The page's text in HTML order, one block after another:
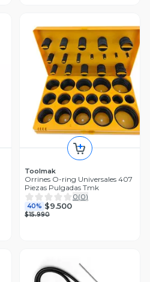
Toolmak
Orrines O-ring Universales 407
Piezas Pulgadas Tmk
0(0)
40% $9.500
$15.990